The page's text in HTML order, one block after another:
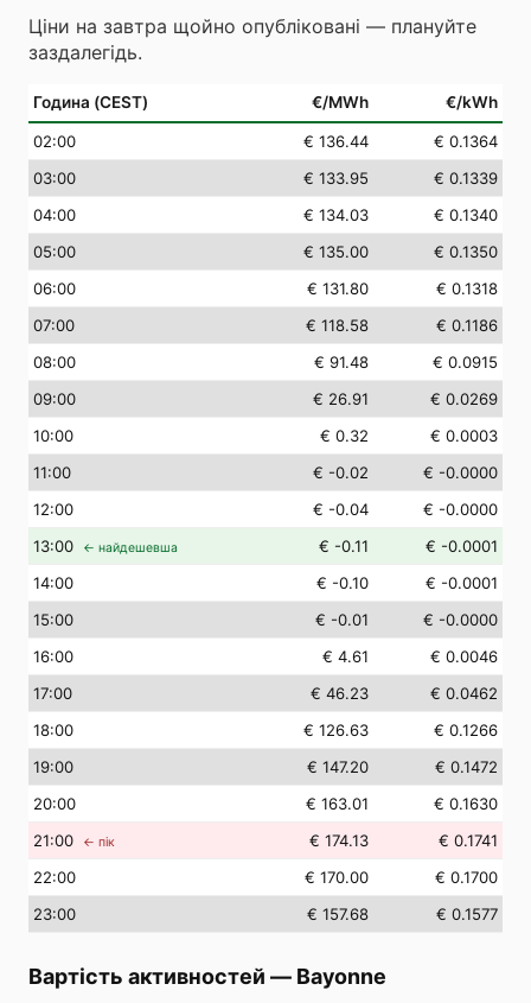
Ціни на завтра щойно опубліковані — плануйте
заздалегідь.
Година (CEST) €/MWh €/kWh
02:00 € 136.44
€ 0.1364
03:00 € 133.95
€ 0.1339
04:00 € 134.03
€ 0.1340
05:00 € 135.00
€ 0.1350
06:00 € 131.80
€ 0.1318
07:00 € 118.58
€ 0.1186
08:00 € 91.48
€ 0.0915
09:00 € 26.91
€ 0.0269
10:00 € 0.32
€ 0.0003
11:00 € -0.02
€ -0.0000
12:00 € -0.04
€ -0.0000
13:00 ← найдешевша € -0.11
€ -0.0001
14:00 € -0.10
€ -0.0001
15:00 € -0.01
€ -0.0000
16:00 € 4.61
€ 0.0046
17:00 € 46.23
€ 0.0462
18:00 € 126.63
€ 0.1266
19:00 € 147.20
€ 0.1472
20:00 € 163.01
€ 0.1630
21:00 ← пік € 174.13
€ 0.1741
22:00 € 170.00
€ 0.1700
23:00 € 157.68 € 0.1577
Вартість активностей — Bayonne